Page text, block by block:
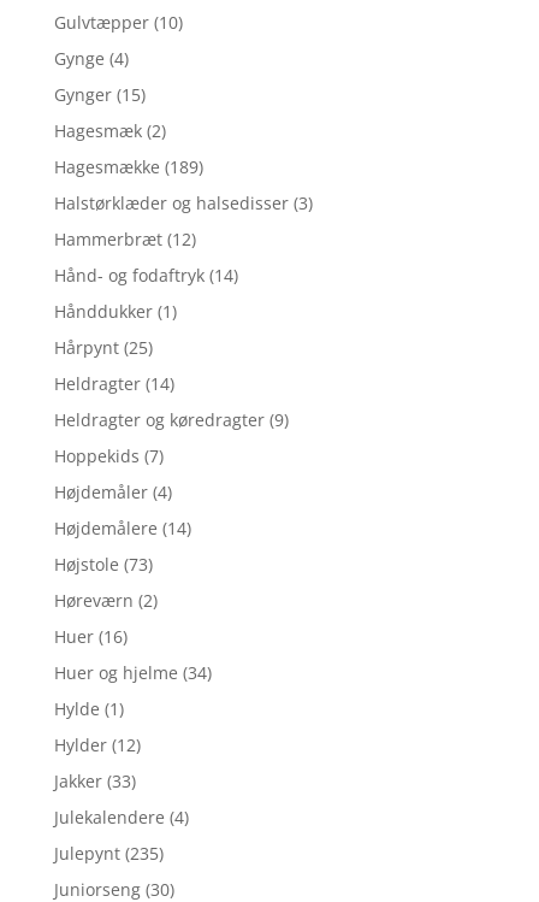
Gulvtæpper (10)
Gynge (4)
Gynger (15)
Hagesmæk (2)
Hagesmække (189)
Halstørklæder og halsedisser (3)
Hammerbræt (12)
Hånd- og fodaftryk (14)
Hånddukker (1)
Hårpynt (25)
Heldragter (14)
Heldragter og køredragter (9)
Hoppekids (7)
Højdemåler (4)
Højdemålere (14)
Højstole (73)
Høreværn (2)
Huer (16)
Huer og hjelme (34)
Hylde (1)
Hylder (12)
Jakker (33)
Julekalendere (4)
Julepynt (235)
Juniorseng (30)